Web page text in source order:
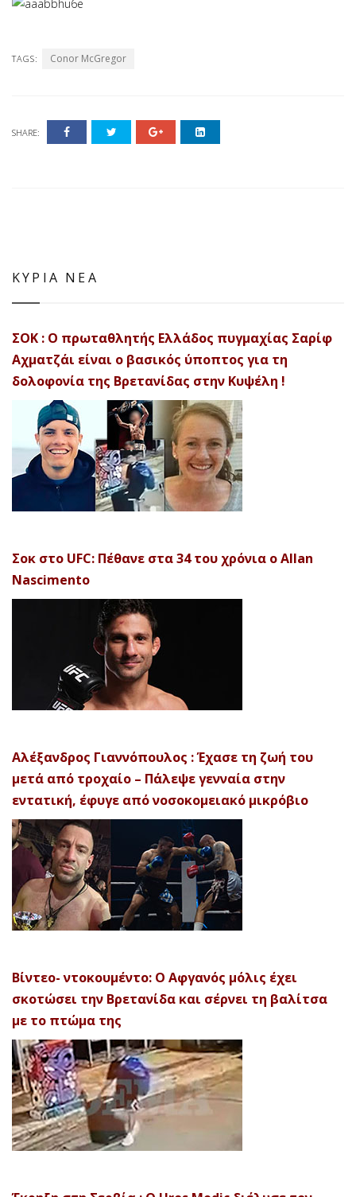
TAGS: Conor McGregor
SHARE:
ΚΥΡΙΑ ΝΕΑ
ΣΟΚ : Ο πρωταθλητής Ελλάδος πυγμαχίας Σαρίφ
Αχματζάι είναι ο βασικός ύποπτος για τη
δολοφονία της Βρετανίδας στην Κυψέλη !
Σοκ στο UFC: Πέθανε στα 34 του χρόνια ο Allan
Nascimento
Αλέξανδρος Γιαννόπουλος : Έχασε τη ζωή του
μετά από τροχαίο – Πάλεψε γενναία στην
εντατική, έφυγε από νοσοκομειακό μικρόβιο
Βίντεο- ντοκουμέντο: Ο Αφγανός μόλις έχει
σκοτώσει την Βρετανίδα και σέρνει τη βαλίτσα
με το πτώμα της